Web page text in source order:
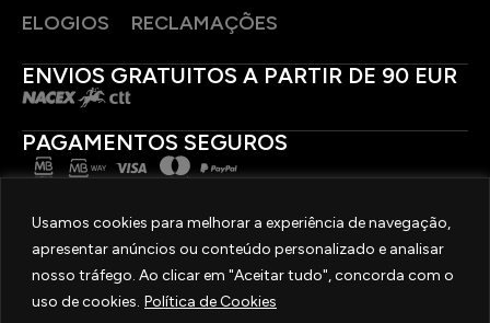
Usamos cookies para melhorar a experiência de navegação,
apresentar anúncios ou conteúdo personalizado e analisar
nosso tráfego. Ao clicar em "Aceitar tudo", concorda com o
uso de cookies. Política de Cookies
ELOGIOS
RECLAMAÇÕES
ENVIOS GRATUITOS A PARTIR DE 90 EUR
PAGAMENTOS SEGUROS
SIGA-NOS
2025 © OURIVESARIA FRADIZELA
TODOS OS DIREITOS RESERVADOS. | REAL WEBSITE BYMILIGRAM